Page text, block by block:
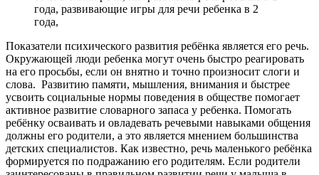
Показатели психического развития ребёнка является его речь.
Окружающей люди ребенка могут очень быстро реагировать
на его просьбы, если он внятно и точно произносит слоги и
слова. Развитию памяти, мышления, внимания и быстрее
усвоить социальные нормы поведения в обществе помогает
активное развитие словарного запаса у ребенка. Помогать
ребёнку осваивать и овладевать речевыми навыками общения
должны его родители, а это является мнением большинства
детских специалистов. Как известно, речь маленького ребёнка
формируется по подражанию его родителям. Если родители